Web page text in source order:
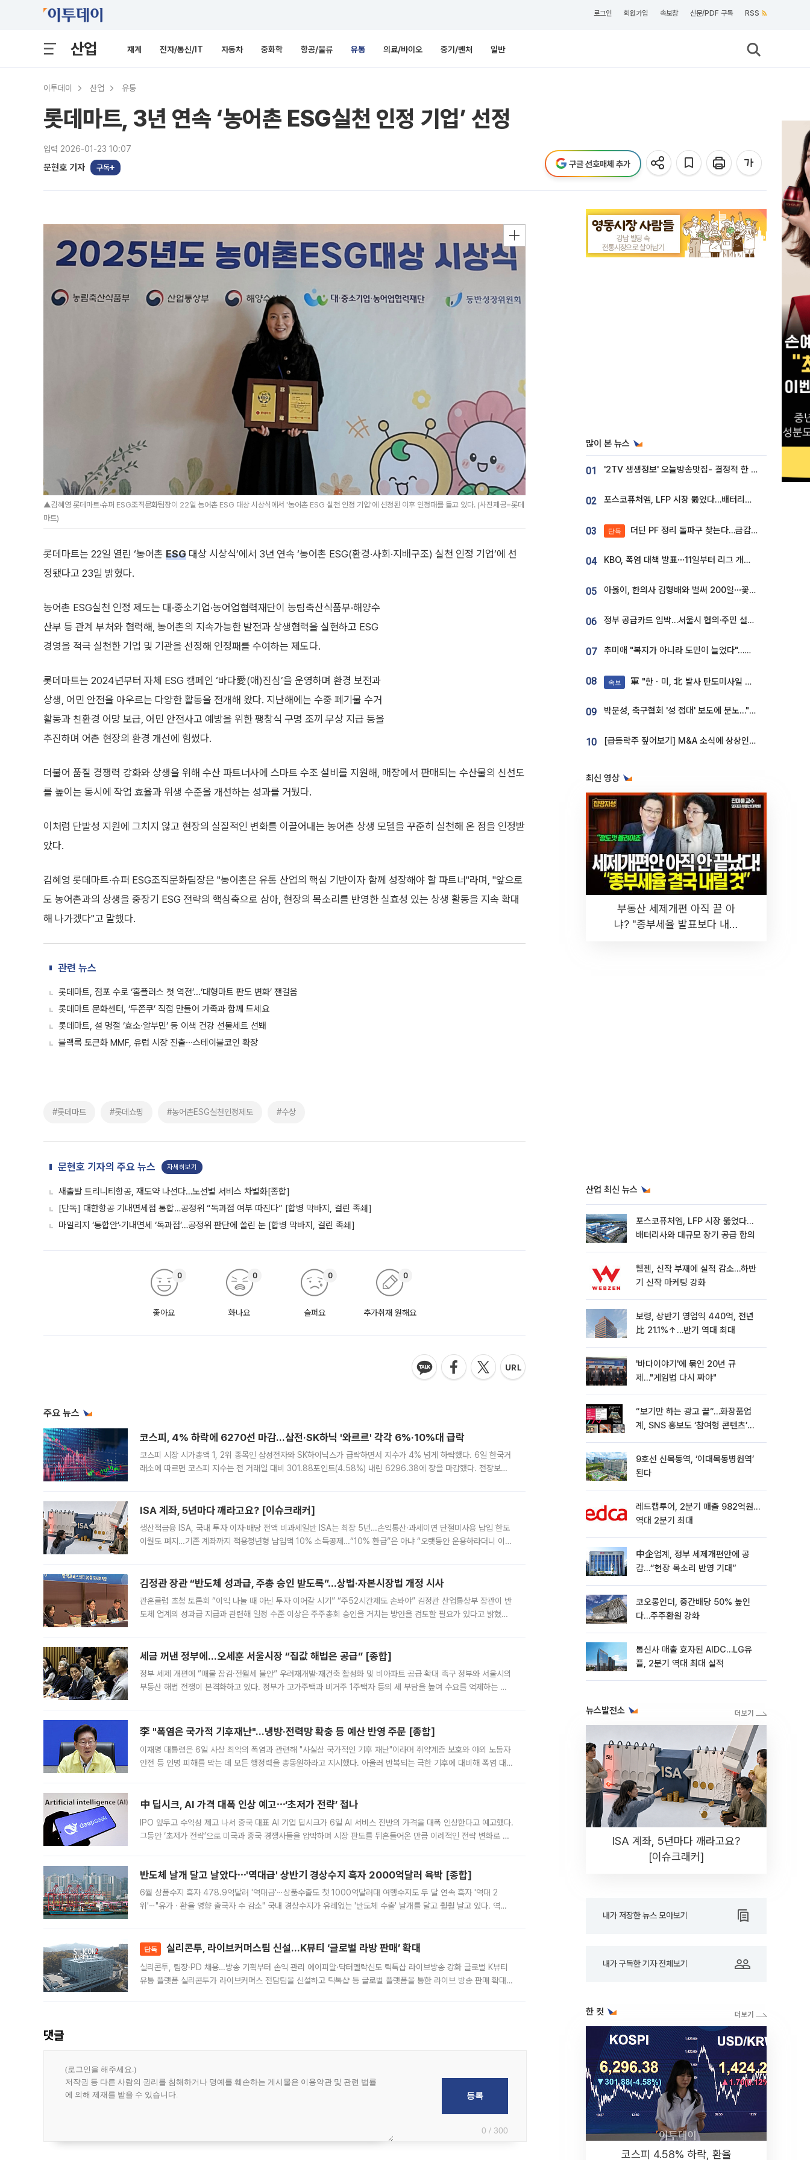
로그인 회원가입 속보창 신문/PDF 구독 RSS
산업 재계 전자/통신/IT 자동차 중화학 항공/물류 유통 의료/바이오 중기/벤처 일반
이투데이 산업 유통
롯데마트, 3년 연속 ‘농어촌 ESG실천 인정 기업’ 선정
입력 2026-01-23 10:07
문현호 기자 구독 구글 선호매체 추가
▲김혜영 롯데마트·슈퍼 ESG조직문화팀장이 22일 농어촌 ESG 대상 시상식에서 '농어촌 ESG 실천 인정 기업'에 선정된 이후 인정패를 들고 있다. (사진제공=롯데
마트)
롯데마트는 22일 열린 ‘농어촌 ESG 대상 시상식’에서 3년 연속 ‘농어촌 ESG(환경·사회·지배구조) 실천 인정 기업’에 선
정됐다고 23일 밝혔다.
농어촌 ESG실천 인정 제도는 대·중소기업·농어업협력재단이 농림축산식품부·해양수
산부 등 관계 부처와 협력해, 농어촌의 지속가능한 발전과 상생협력을 실현하고 ESG
경영을 적극 실천한 기업 및 기관을 선정해 인정패를 수여하는 제도다.
롯데마트는 2024년부터 자체 ESG 캠페인 ‘바다愛(애)진심’을 운영하며 환경 보전과
상생, 어민 안전을 아우르는 다양한 활동을 전개해 왔다. 지난해에는 수중 폐기물 수거
활동과 친환경 어망 보급, 어민 안전사고 예방을 위한 팽창식 구명 조끼 무상 지급 등을
추진하며 어촌 현장의 환경 개선에 힘썼다.
더불어 품질 경쟁력 강화와 상생을 위해 수산 파트너사에 스마트 수조 설비를 지원해, 매장에서 판매되는 수산물의 신선도
를 높이는 동시에 작업 효율과 위생 수준을 개선하는 성과를 거뒀다.
이처럼 단발성 지원에 그치지 않고 현장의 실질적인 변화를 이끌어내는 농어촌 상생 모델을 꾸준히 실천해 온 점을 인정받
았다.
김혜영 롯데마트·슈퍼 ESG조직문화팀장은 "농어촌은 유통 산업의 핵심 기반이자 함께 성장해야 할 파트너"라며, "앞으로
도 농어촌과의 상생을 중장기 ESG 전략의 핵심축으로 삼아, 현장의 목소리를 반영한 실효성 있는 상생 활동을 지속 확대
해 나가겠다"고 말했다.
관련 뉴스
롯데마트, 점포 수로 ‘홈플러스 첫 역전’...‘대형마트 판도 변화’ 잰걸음
롯데마트 문화센터, ‘두쫀쿠’ 직접 만들어 가족과 함께 드세요
롯데마트, 설 명절 ‘효소·알부민’ 등 이색 건강 선물세트 선봬
블랙록 토큰화 MMF, 유럽 시장 진출∙∙∙스테이블코인 확장
#롯데마트 #롯데쇼핑 #농어촌ESG실천인정제도 #수상
문현호 기자의 주요 뉴스 자세히보기
새출발 트리니티항공, 재도약 나선다…노선별 서비스 차별화[종합]
[단독] 대한항공 기내면세점 통합…공정위 “독과점 여부 따진다” [합병 막바지, 걸린 족쇄]
마일리지 ‘통합안’·기내면세 ‘독과점’…공정위 판단에 쏠린 눈 [합병 막바지, 걸린 족쇄]
좋아요
0
화나요
0
슬퍼요
0
추가취재 원해요
0
주요 뉴스
코스피, 4% 하락에 6270선 마감…삼전·SK하닉 '와르르' 각각 6%·10%대 급락
코스피 시장 시가총액 1, 2위 종목인 삼성전자와 SK하이닉스가 급락하면서 지수가 4% 넘게 하락했다. 6일 한국거
래소에 따르면 코스피 지수는 전 거래일 대비 301.88포인트(4.58%) 내린 6296.38에 장을 마감했다. 전장보다
ISA 계좌, 5년마다 깨라고요? [이슈크래커]
생산적금융 ISA, 국내 투자 이자·배당 전액 비과세일반 ISA는 최장 5년…손익통산·과세이연 단절미사용 납입 한도
이월도 폐지…기존 계좌까지 적용청년형 납입액 10% 소득공제…“10% 환급”은 아냐 “오랫동안 운용하라더니 이제
김정관 장관 “반도체 성과급, 주총 승인 받도록”…상법·자본시장법 개정 시사
관훈클럽 초청 토론회 “이익 나눌 때 아닌 투자 이어갈 시기” “주52시간제도 손봐야” 김정관 산업통상부 장관이 반
도체 업계의 성과급 지급과 관련해 일정 수준 이상은 주주총회 승인을 거치는 방안을 검토할 필요가 있다고 밝혔다.
세금 꺼낸 정부에…오세훈 서울시장 “집값 해법은 공급” [종합]
정부 세제 개편에 “매물 잠김·전월세 불안” 우려재개발·재건축 활성화 및 비아파트 공급 확대 촉구 정부와 서울시의
부동산 해법 전쟁이 본격화하고 있다. 정부가 고가주택과 비거주 1주택자 등의 세 부담을 높여 수요를 억제하는 카
李 "폭염은 국가적 기후재난"…냉방·전력망 확충 등 예산 반영 주문 [종합]
이재명 대통령은 6일 사상 최악의 폭염과 관련해 "사실상 국가적인 기후 재난"이라며 취약계층 보호와 야외 노동자
안전 등 인명 피해를 막는 데 모든 행정력을 총동원하라고 지시했다. 아울러 반복되는 극한 기후에 대비해 폭염 대응
中 딥시크, AI 가격 대폭 인상 예고⋯‘초저가 전략’ 접나
IPO 앞두고 수익성 제고 나서 중국 대표 AI 기업 딥시크가 6일 AI 서비스 전반의 가격을 대폭 인상한다고 예고했다.
그동안 ‘초저가 전략’으로 미국과 중국 경쟁사들을 압박하며 시장 판도를 뒤흔들어온 만큼 이례적인 전략 변화로 평
반도체 날개 달고 날았다⋯'역대급' 상반기 경상수지 흑자 2000억달러 육박 [종합]
6월 상품수지 흑자 478.9억달러 '역대급'⋯상품수출도 첫 1000억달러대 여행수지도 두 달 연속 흑자 '역대 2
위'⋯"유가ㆍ환율 영향 출국자 수 감소" 국내 경상수지가 유례없는 '반도체 수출' 날개를 달고 훨훨 날고 있다. 역대
단독 실리콘투, 라이브커머스팀 신설…K뷰티 ‘글로벌 라방 판매’ 확대
실리콘투, 팀장·PD 채용…방송 기획부터 손익 관리 에이피알·닥터멜락신도 틱톡샵 라이브방송 강화 글로벌 K뷰티
유통 플랫폼 실리콘투가 라이브커머스 전담팀을 신설하고 틱톡샵 등 글로벌 플랫폼을 통한 라이브 방송 판매 확대에
댓글
0 / 300
많이 본 뉴스
01 '2TV 생생정보' 오늘방송맛집- 결정적 한 수, 3종 메밀면! 메밀 소바 맛집 '의○○○○'
02 포스코퓨처엠, LFP 시장 뚫었다…배터리사와 대규모 장기 공급 합의
03 단독 더딘 PF 정리 돌파구 찾는다…금감원, 1년 반 만에 매각설명회 재개
04 KBO, 폭염 대책 발표⋯11일부터 리그 개시ㆍ경기 오후 7시 시작
05 아옳이, 한의사 김형배와 벌써 200일⋯꽃다발 들고 "프러포즈 아냐"
06 정부 공급카드 임박…서울시 협의·주민 설득이 성패 가른다 [부동산 해법 전쟁]
07 추미애 "복지가 아니라 도민이 늘었다"…재정난 책임론 정면돌파
08 속보 軍 "한ㆍ미, 北 발사 탄도미사일 제원 정밀분석 중"
09 박문성, 축구협회 '성 접대' 보도에 분노…"다 말아먹으려고 작정했나"
10 [급등락주 짚어보기] M&A 소식에 상상인증권ㆍ유니켐 ‘상한가’⋯유증 제동 걸린 SK디앤디↑
최신 영상
부동산 세제개편 아직 끝 아
냐? "종부세율 발표보다 내릴
산업 최신 뉴스
포스코퓨처엠, LFP 시장 뚫었다…
배터리사와 대규모 장기 공급 합의
웹젠, 신작 부재에 실적 감소…하반
기 신작 마케팅 강화
보령, 상반기 영업익 440억, 전년
比 21.1%↑…반기 역대 최대
'바다이야기'에 묶인 20년 규
제…"게임법 다시 짜야"
“보기만 하는 광고 끝“…화장품업
계, SNS 홍보도 ‘참여형 콘텐츠’로
9호선 신목동역, ‘이대목동병원역’
된다
레드캡투어, 2분기 매출 982억원…
역대 2분기 최대
中企업계, 정부 세제개편안에 공
감…“현장 목소리 반영 기대”
코오롱인더, 중간배당 50% 높인
다…주주환원 강화
통신사 매출 효자된 AIDC…LG유
플, 2분기 역대 최대 실적
뉴스발전소
ISA 계좌, 5년마다 깨라고요?
[이슈크래커]
내가 저장한 뉴스 모아보기
내가 구독한 기자 전체보기
한 컷
코스피 4.58% 하락, 환율